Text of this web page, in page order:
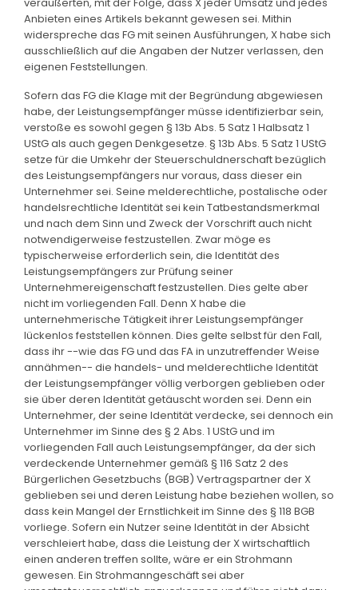
Anbieten eines Artikels bekannt gewesen sei. Mithin
widerspreche das FG mit seinen Ausführungen, X habe sich
ausschließlich auf die Angaben der Nutzer verlassen, den
eigenen Feststellungen.
Sofern das FG die Klage mit der Begründung abgewiesen
habe, der Leistungsempfänger müsse identifizierbar sein,
verstoße es sowohl gegen § 13b Abs. 5 Satz 1 Halbsatz 1
UStG als auch gegen Denkgesetze. § 13b Abs. 5 Satz 1 UStG
setze für die Umkehr der Steuerschuldnerschaft bezüglich
des Leistungsempfängers nur voraus, dass dieser ein
Unternehmer sei. Seine melderechtliche, postalische oder
handelsrechtliche Identität sei kein Tatbestandsmerkmal
und nach dem Sinn und Zweck der Vorschrift auch nicht
notwendigerweise festzustellen. Zwar möge es
typischerweise erforderlich sein, die Identität des
Leistungsempfängers zur Prüfung seiner
Unternehmereigenschaft festzustellen. Dies gelte aber
nicht im vorliegenden Fall. Denn X habe die
unternehmerische Tätigkeit ihrer Leistungsempfänger
lückenlos feststellen können. Dies gelte selbst für den Fall,
dass ihr --wie das FG und das FA in unzutreffender Weise
annähmen-- die handels- und melderechtliche Identität
der Leistungsempfänger völlig verborgen geblieben oder
sie über deren Identität getäuscht worden sei. Denn ein
Unternehmer, der seine Identität verdecke, sei dennoch ein
Unternehmer im Sinne des § 2 Abs. 1 UStG und im
vorliegenden Fall auch Leistungsempfänger, da der sich
verdeckende Unternehmer gemäß § 116 Satz 2 des
Bürgerlichen Gesetzbuchs (BGB) Vertragspartner der X
geblieben sei und deren Leistung habe beziehen wollen, so
dass kein Mangel der Ernstlichkeit im Sinne des § 118 BGB
vorliege. Sofern ein Nutzer seine Identität in der Absicht
verschleiert habe, dass die Leistung der X wirtschaftlich
einen anderen treffen sollte, wäre er ein Strohmann
gewesen. Ein Strohmanngeschäft sei aber